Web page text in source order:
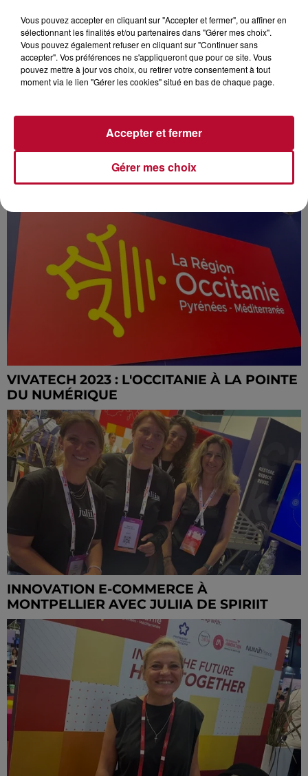
INAUGURATION À SÈTE : LA STEP DES
EAUX BLANCHES, UNE VITRINE DE...
VIVATECH 2023 : L'OCCITANIE À LA POINTE
DU NUMÉRIQUE
INNOVATION E-COMMERCE À
MONTPELLIER AVEC JULIIA DE SPIRIIT
Vous pouvez accepter en cliquant sur "Accepter et fermer", ou affiner en
sélectionnant les finalités et/ou partenaires dans "Gérer mes choix".
Vous pouvez également refuser en cliquant sur "Continuer sans
accepter". Vos préférences ne s'appliqueront que pour ce site. Vous
pouvez mettre à jour vos choix, ou retirer votre consentement à tout
moment via le lien "Gérer les cookies" situé en bas de chaque page.
Gérer mes choix
Accepter et fermer